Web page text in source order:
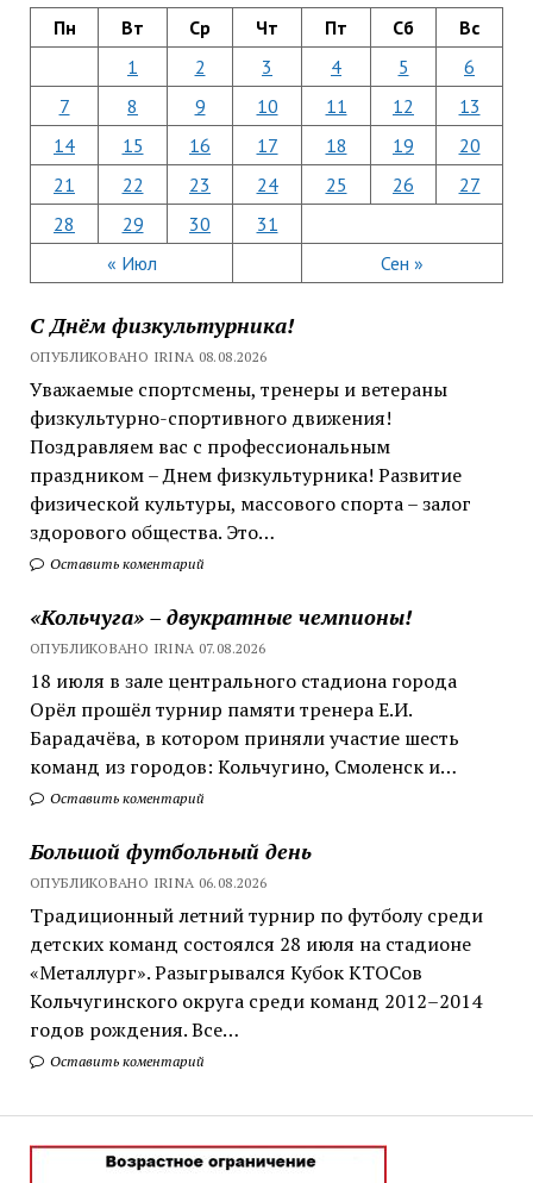
Пн Вт Ср Чт Пт Сб Вс
« Июл Сен »
1 2 3 4 5
6
7
8 9 10 11 12
13
14
15 16 17 18 19
20
21
22 23 24 25 26
27
28
29 30 31
С Днём физкультурника!
ОПУБЛИКОВАНО IRINA 08.08.2026
Уважаемые спортсмены, тренеры и ветераны
физкультурно-спортивного движения!
Поздравляем вас с профессиональным
праздником – Днем физкультурника! Развитие
физической культуры, массового спорта – залог
здорового общества. Это…
Оставить коментарий
«Кольчуга» – двукратные чемпионы!
ОПУБЛИКОВАНО IRINA 07.08.2026
18 июля в зале центрального стадиона города
Орёл прошёл турнир памяти тренера Е.И.
Барадачёва, в котором приняли участие шесть
команд из городов: Кольчугино, Смоленск и…
Оставить коментарий
Большой футбольный день
ОПУБЛИКОВАНО IRINA 06.08.2026
Традиционный летний турнир по футболу среди
детских команд состоялся 28 июля на стадионе
«Металлург». Разыгрывался Кубок КТОСов
Кольчугинского округа среди команд 2012–2014
годов рождения. Все…
Оставить коментарий